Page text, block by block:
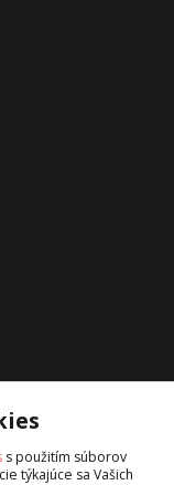
s použitím súborov
týkajúce sa Vašich